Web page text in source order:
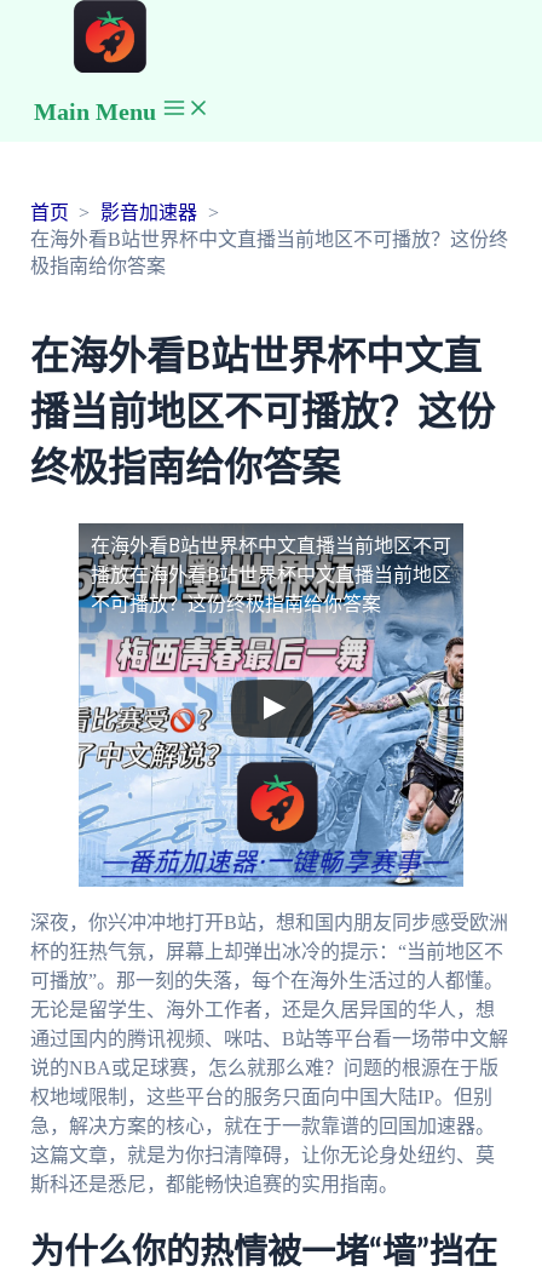
Main Menu
首页
影音加速器
在海外看B站世界杯中文直播当前地区不可播放？这份终
极指南给你答案
在海外看B站世界杯中文直
播当前地区不可播放？这份
终极指南给你答案
在海外看B站世界杯中文直播当前地区不可
播放在海外看B站世界杯中文直播当前地区
不可播放？这份终极指南给你答案
深夜，你兴冲冲地打开B站，想和国内朋友同步感受欧洲
杯的狂热气氛，屏幕上却弹出冰冷的提示：“当前地区不
可播放”。那一刻的失落，每个在海外生活过的人都懂。
无论是留学生、海外工作者，还是久居异国的华人，想
通过国内的腾讯视频、咪咕、B站等平台看一场带中文解
说的NBA或足球赛，怎么就那么难？问题的根源在于版
权地域限制，这些平台的服务只面向中国大陆IP。但别
急，解决方案的核心，就在于一款靠谱的回国加速器。
这篇文章，就是为你扫清障碍，让你无论身处纽约、莫
斯科还是悉尼，都能畅快追赛的实用指南。
为什么你的热情被一堵“墙”挡在